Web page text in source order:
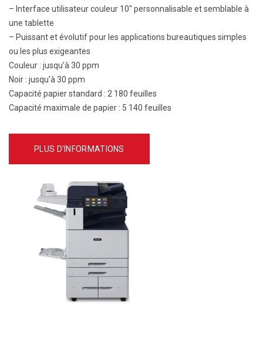
– Interface utilisateur couleur 10″ personnalisable et semblable à
une tablette
– Puissant et évolutif pour les applications bureautiques simples
ou les plus exigeantes
Couleur : jusqu’à 30 ppm
Noir : jusqu’à 30 ppm
Capacité papier standard : 2 180 feuilles
Capacité maximale de papier : 5 140 feuilles
PLUS D'INFORMATIONS